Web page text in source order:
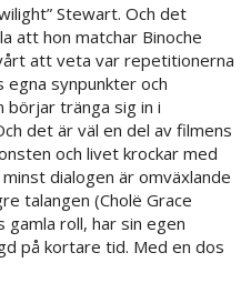
Stewart. Och det
att hon matchar Binoche
att veta var repetitionerna
synpunkter och
börjar tränga sig in i
det är väl en del av filmens
och livet krockar med
dialogen är omväxlande
talangen (Cholë Grace
roll, har sin egen
på kortare tid. Med en dos